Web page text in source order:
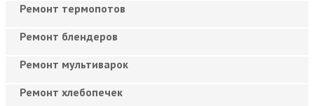
Ремонт термопотов
Ремонт блендеров
Ремонт мультиварок
Ремонт хлебопечек